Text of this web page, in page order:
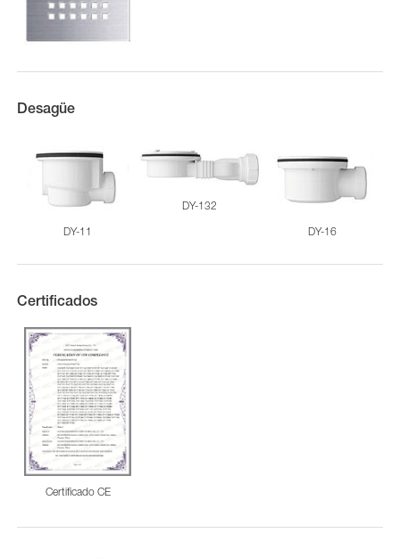
Desagüe
DY-11
DY-132
DY-16
Certificados
Certificado CE